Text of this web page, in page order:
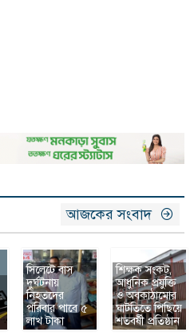
আজকের সংবাদ
সিলেটে বাস
দুর্ঘটনায়
নিহতদের
পরিবার পাবে ৫
লাখ টাকা
শিক্ষক সংকট,
আধুনিক প্রযুক্তি
ও অবকাঠামোর
ঘাটতিতে পিছিয়ে
শতবর্ষী প্রতিষ্ঠান
৫ আগস্ট:
আজকের এই